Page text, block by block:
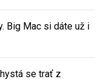
Big Mac si dáte už i
se trať z